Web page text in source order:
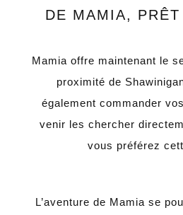
DE MAMIA,
Mamia offre maintenant le
proximité de
également commander
venir les chercher
vous préférez
L’aventure de Mamia se